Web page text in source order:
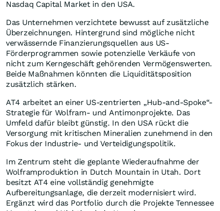
Nasdaq Capital Market in den USA.
Das Unternehmen verzichtete bewusst auf zusätzliche
Überzeichnungen. Hintergrund sind mögliche nicht
verwässernde Finanzierungsquellen aus US-
Förderprogrammen sowie potenzielle Verkäufe von
nicht zum Kerngeschäft gehörenden Vermögenswerten.
Beide Maßnahmen könnten die Liquiditätsposition
zusätzlich stärken.
AT4 arbeitet an einer US-zentrierten „Hub-and-Spoke“-
Strategie für Wolfram- und Antimonprojekte. Das
Umfeld dafür bleibt günstig. In den USA rückt die
Versorgung mit kritischen Mineralien zunehmend in den
Fokus der Industrie- und Verteidigungspolitik.
Im Zentrum steht die geplante Wiederaufnahme der
Wolframproduktion in Dutch Mountain in Utah. Dort
besitzt AT4 eine vollständig genehmigte
Aufbereitungsanlage, die derzeit modernisiert wird.
Ergänzt wird das Portfolio durch die Projekte Tennessee